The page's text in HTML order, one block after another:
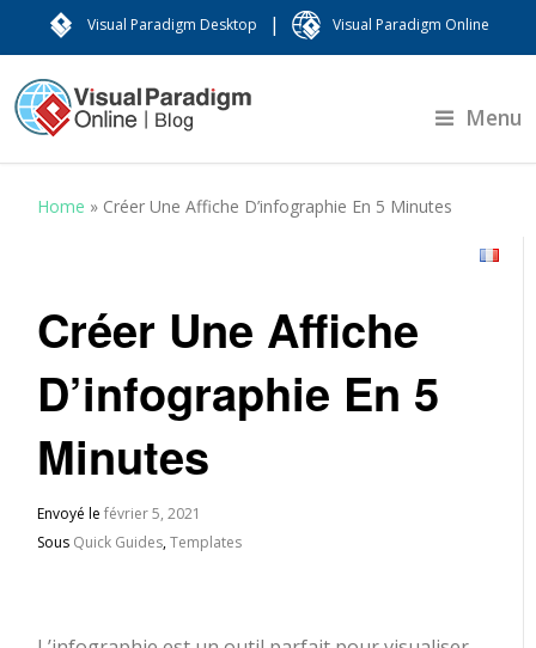
Visual Paradigm Desktop | Visual Paradigm Online
Menu
Home » Créer Une Affiche D’infographie En 5 Minutes
Créer Une Affiche
D’infographie En 5
Minutes
Envoyé lefévrier 5, 2021
Sous Quick Guides,Templates